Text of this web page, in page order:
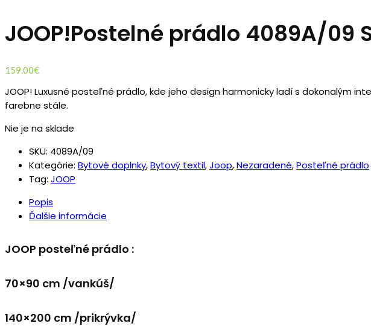
JOOP!Postelné prádlo 4089A/09
159.00€
JOOP! Luxusné posteľné prádlo, kde jeho design harmonicky ladí s dokonalým
farebne stále.
Nie je na sklade
SKU: 4089A/09
Kategórie: Bytové doplnky,Bytový textil,Joop,Nezaradené,Posteľné prádlo
Tag: JOOP
Popis
Ďalšie informácie
JOOP posteľné prádlo :
70×90 cm /vankúš/
140×200 cm /prikrývka/